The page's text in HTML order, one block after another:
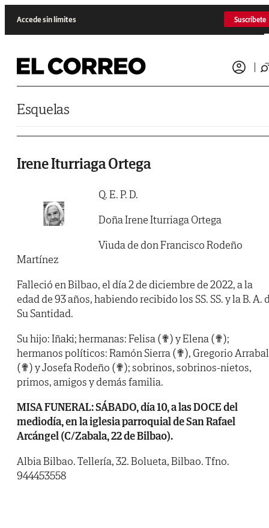
Accede sin límites Suscríbete
Esquelas
Irene Iturriaga Ortega
Q. E. P. D.
Doña Irene Iturriaga Ortega
Viuda de don Francisco Rodeño
Martínez
Falleció en Bilbao, el día 2 de diciembre de 2022, a la
edad de 93 años, habiendo recibido los SS. SS. y la B. A.
Su Santidad.
Su hijo: Iñaki; hermanas: Felisa (✟) y Elena (✟);
hermanos políticos: Ramón Sierra (✟), Gregorio Arrabal
(✟) y Josefa Rodeño (✟); sobrinos, sobrinos-nietos,
primos, amigos y demás familia.
MISA FUNERAL: SÁBADO, día 10, a las DOCE del
mediodía, en la iglesia parroquial de San Rafael
Arcángel (C/Zabala, 22 de Bilbao).
Albia Bilbao. Tellería, 32. Bolueta, Bilbao. Tfno.
944453558